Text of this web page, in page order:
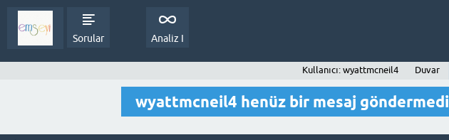
Sorular Analiz I
Kullanıcı: wyattmcneil4 Duvar
wyattmcneil4 henüz bir mesaj göndermedi